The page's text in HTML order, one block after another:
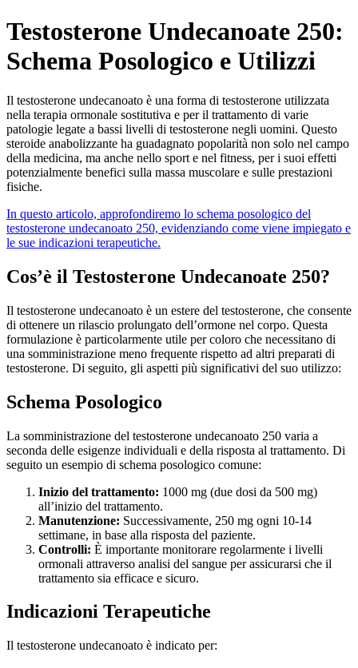
Testosterone Undecanoate 250:
Schema Posologico e Utilizzi
Il testosterone undecanoato è una forma di testosterone utilizzata
nella terapia ormonale sostitutiva e per il trattamento di varie
patologie legate a bassi livelli di testosterone negli uomini. Questo
steroide anabolizzante ha guadagnato popolarità non solo nel campo
della medicina, ma anche nello sport e nel fitness, per i suoi effetti
potenzialmente benefici sulla massa muscolare e sulle prestazioni
fisiche.
In questo articolo, approfondiremo lo schema posologico del
testosterone undecanoato 250, evidenziando come viene impiegato e
le sue indicazioni terapeutiche.
Cos’è il Testosterone Undecanoate 250?
Il testosterone undecanoato è un estere del testosterone, che consente
di ottenere un rilascio prolungato dell’ormone nel corpo. Questa
formulazione è particolarmente utile per coloro che necessitano di
una somministrazione meno frequente rispetto ad altri preparati di
testosterone. Di seguito, gli aspetti più significativi del suo utilizzo:
Schema Posologico
La somministrazione del testosterone undecanoato 250 varia a
seconda delle esigenze individuali e della risposta al trattamento. Di
seguito un esempio di schema posologico comune:
Inizio del trattamento: 1000 mg (due dosi da 500 mg)
all’inizio del trattamento.
Manutenzione: Successivamente, 250 mg ogni 10-14
settimane, in base alla risposta del paziente.
Controlli: È importante monitorare regolarmente i livelli
ormonali attraverso analisi del sangue per assicurarsi che il
trattamento sia efficace e sicuro.
Indicazioni Terapeutiche
Il testosterone undecanoato è indicato per: